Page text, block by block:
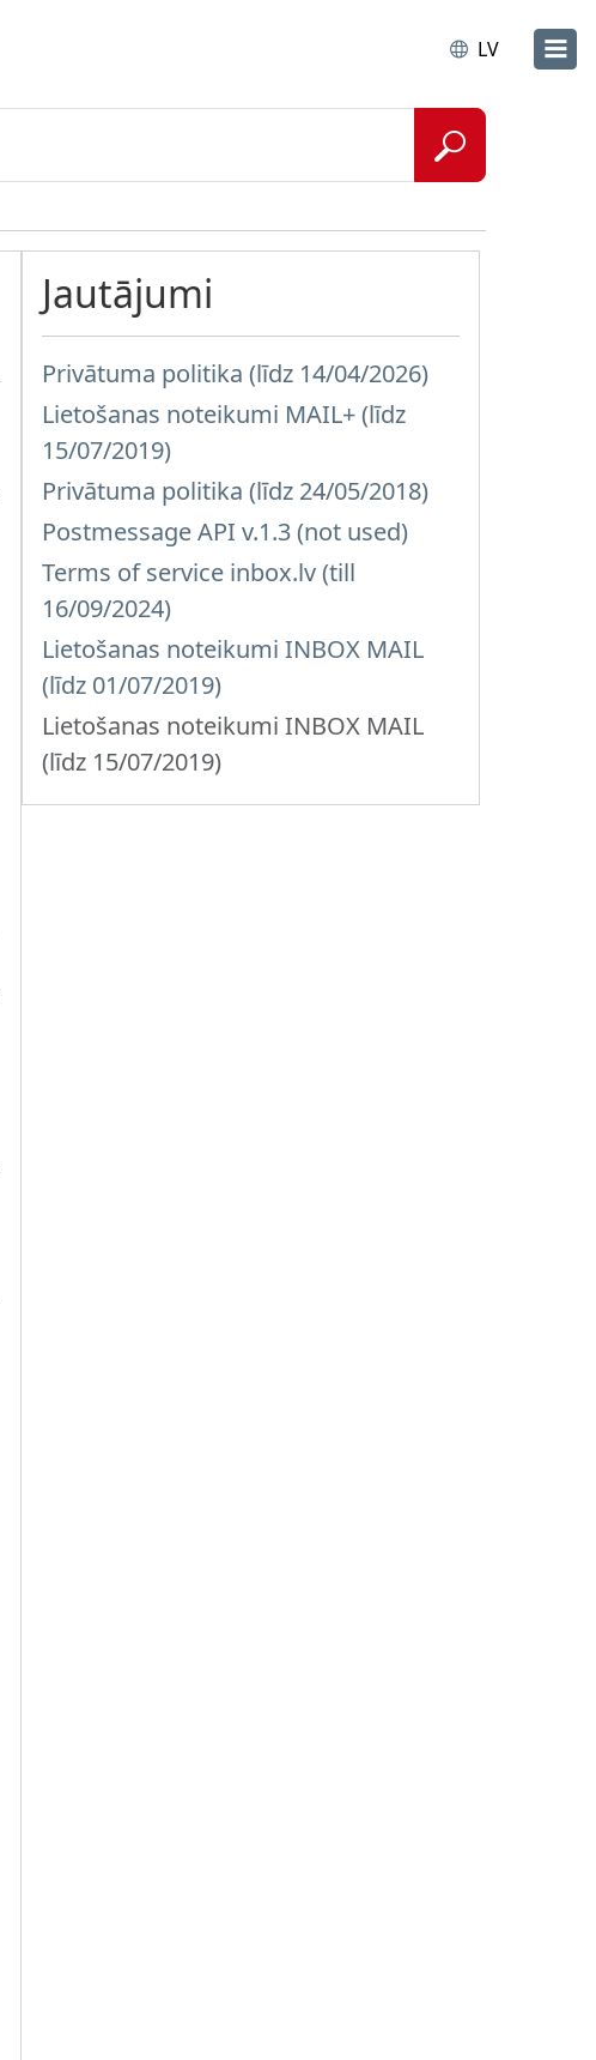
LV
Jautājumi
Privātuma politika (līdz 14/04/2026)
Lietošanas noteikumi MAIL+ (līdz
15/07/2019)
Privātuma politika (līdz 24/05/2018)
Postmessage API v.1.3 (not used)
Terms of service inbox.lv (till
16/09/2024)
Lietošanas noteikumi INBOX MAIL
(līdz 01/07/2019)
Lietošanas noteikumi INBOX MAIL
(līdz 15/07/2019)